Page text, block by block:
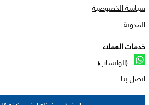
سياسة الخصوصية
المدونة
خدمات العملاء
(الواتساب)
اتصل بنا